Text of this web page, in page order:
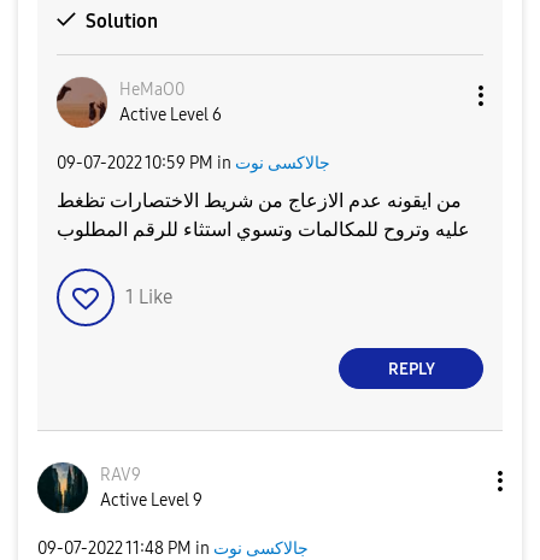
Solution
HeMaO0
Active Level 6
‎09-07-202210:59 PM in جالاكسى نوت
من ايقونه عدم الازعاج من شريط الاختصارات تظغط
عليه وتروح للمكالمات وتسوي استثاء للرقم المطلوب
1 Like
REPLY
RAV9
Active Level 9
‎09-07-202211:48 PM in جالاكسى نوت